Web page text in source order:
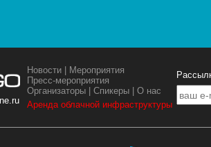
Новости
Мероприятия
Пресс-мероприятия
Организаторы |Спикеры |О нас
Аренда облачной инфраструктуры